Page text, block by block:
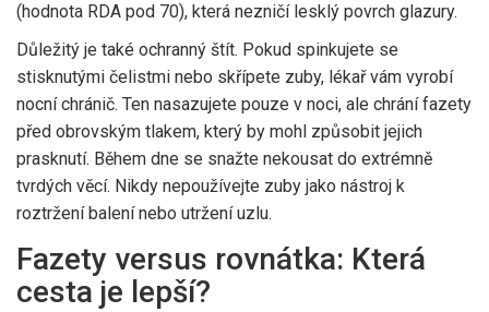
(hodnota RDA pod 70), která nezničí lesklý povrch glazury.
Důležitý je také ochranný štít. Pokud spinkujete se
stisknutými čelistmi nebo skřípete zuby, lékař vám vyrobí
nocní chránič. Ten nasazujete pouze v noci, ale chrání fazety
před obrovským tlakem, který by mohl způsobit jejich
prasknutí. Během dne se snažte nekousat do extrémně
tvrdých věcí. Nikdy nepoužívejte zuby jako nástroj k
roztržení balení nebo utržení uzlu.
Fazety versus rovnátka: Která
cesta je lepší?